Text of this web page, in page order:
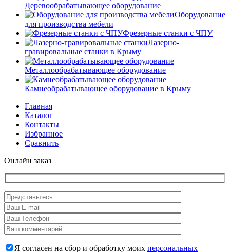
Деревообрабатывающее оборудование
Оборудование
для производства мебели
Фрезерные станки с ЧПУ
Лазерно-
гравировальные станки в Крыму
Металлообрабатывающее оборудование
Камнеобрабатывающее оборудование в Крыму
Главная
Каталог
Контакты
Избранное
Сравнить
Онлайн заказ
Я согласен на сбор и обработку моих персональных